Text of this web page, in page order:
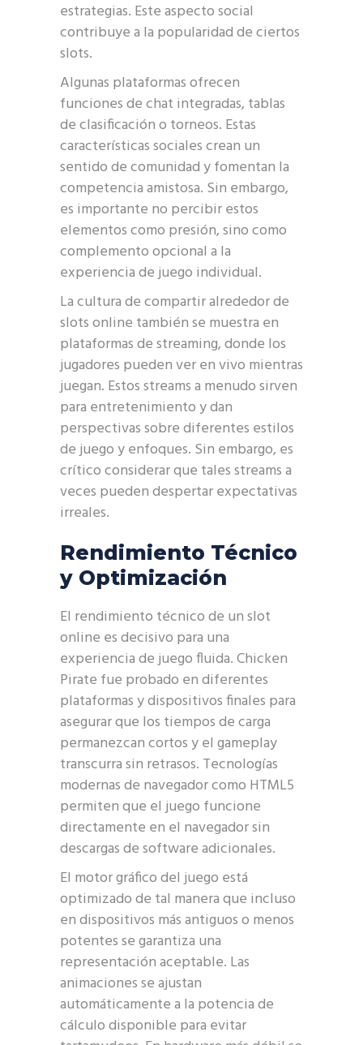
estrategias. Este aspecto social
contribuye a la popularidad de ciertos
slots.
Algunas plataformas ofrecen
funciones de chat integradas, tablas
de clasificación o torneos. Estas
características sociales crean un
sentido de comunidad y fomentan la
competencia amistosa. Sin embargo,
es importante no percibir estos
elementos como presión, sino como
complemento opcional a la
experiencia de juego individual.
La cultura de compartir alrededor de
slots online también se muestra en
plataformas de streaming, donde los
jugadores pueden ver en vivo mientras
juegan. Estos streams a menudo sirven
para entretenimiento y dan
perspectivas sobre diferentes estilos
de juego y enfoques. Sin embargo, es
crítico considerar que tales streams a
veces pueden despertar expectativas
irreales.
Rendimiento Técnico
y Optimización
El rendimiento técnico de un slot
online es decisivo para una
experiencia de juego fluida. Chicken
Pirate fue probado en diferentes
plataformas y dispositivos finales para
asegurar que los tiempos de carga
permanezcan cortos y el gameplay
transcurra sin retrasos. Tecnologías
modernas de navegador como HTML5
permiten que el juego funcione
directamente en el navegador sin
descargas de software adicionales.
El motor gráfico del juego está
optimizado de tal manera que incluso
en dispositivos más antiguos o menos
potentes se garantiza una
representación aceptable. Las
animaciones se ajustan
automáticamente a la potencia de
cálculo disponible para evitar